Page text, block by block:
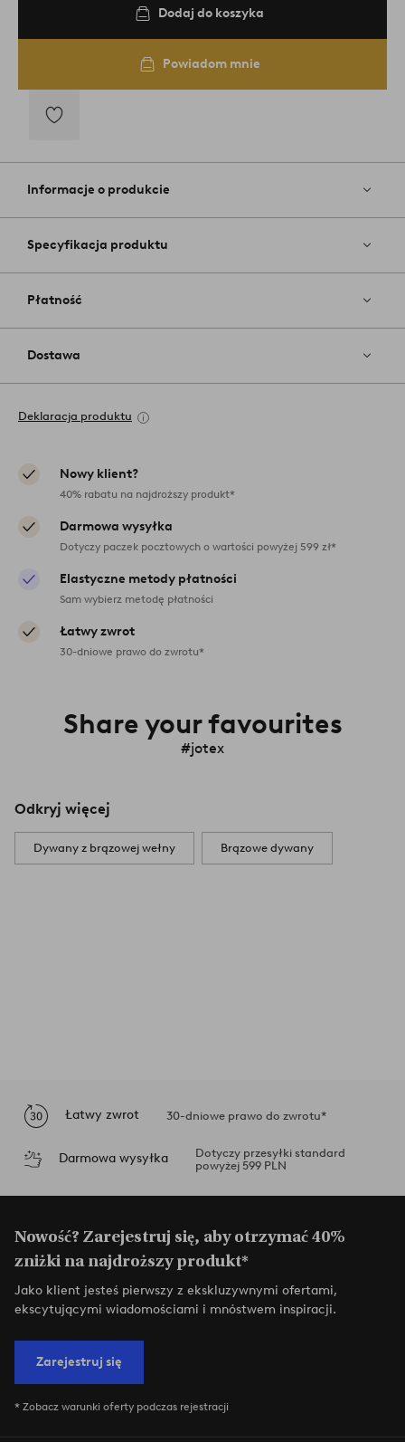
Dodaj do koszyka
Powiadom mnie
do
Informacje o produkcie
Specyfikacja produktu
Płatność
Dostawa
Deklaracja produktu
Nowy klient?
40% rabatu na najdroższy produkt*
Darmowa wysyłka
Dotyczy paczek pocztowych o wartości powyżej 599 zł*
Elastyczne metody płatności
Sam wybierz metodę płatności
Łatwy zwrot
30-dniowe prawo do zwrotu*
Share your favourites
#jotex
Odkryj więcej
Dywany z brązowej wełny Brązowe dywany
Łatwy zwrot 30-dniowe prawo do zwrotu*
Darmowa wysyłka
Dotyczy przesyłki standard
powyżej 599 PLN
Nowość? Zarejestruj się, aby otrzymać 40%
zniżki na najdroższy produkt*
Jako klient jesteś pierwszy z ekskluzywnymi ofertami,
ekscytującymi wiadomościami i mnóstwem inspiracji.
Zarejestruj się
* Zobacz warunki oferty podczas rejestracji